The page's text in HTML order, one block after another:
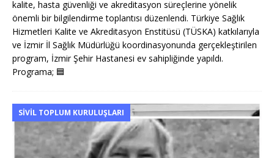
kalite, hasta güvenliği ve akreditasyon süreçlerine yönelik
önemli bir bilgilendirme toplantısı düzenlendi. Türkiye Sağlık
Hizmetleri Kalite ve Akreditasyon Enstitüsü (TÜSKA) katkılarıyla
ve İzmir İl Sağlık Müdürlüğü koordinasyonunda gerçekleştirilen
program, İzmir Şehir Hastanesi ev sahipliğinde yapıldı.
Programa; 🟦
SIVIL TOPLUM KURULUŞLARI